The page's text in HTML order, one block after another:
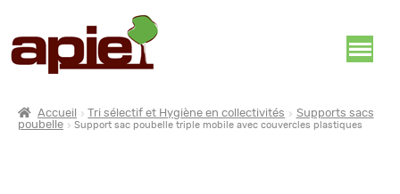
Accueil Tri sélectif et Hygiène en collectivités
Supports sacs
poubelle
Support sac poubelle triple mobile avec couvercles plastiques